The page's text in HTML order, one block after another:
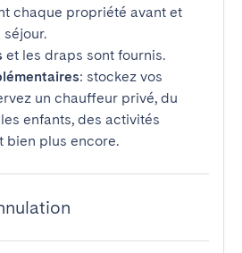
chaque propriété avant et
et les draps sont fournis.
: stockez vos
un chauffeur privé, du
enfants, des activités
bien plus encore.